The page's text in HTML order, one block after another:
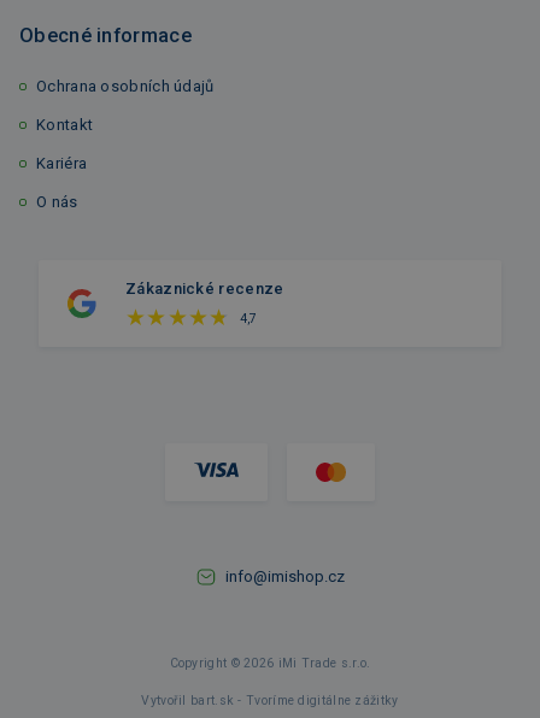
Obecné informace
Ochrana osobních údajů
Kontakt
Kariéra
O nás
Zákaznické recenze
4,7
info@imishop.cz
Copyright © 2026 iMi Trade s.r.o.
Vytvořil bart.sk - Tvoríme digitálne zážitky